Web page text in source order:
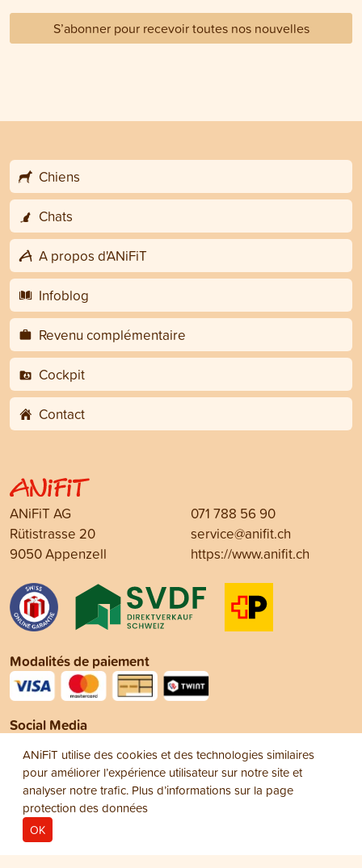
S’abonner pour recevoir toutes nos nouvelles
Chiens
Chats
A propos d'ANiFiT
Infoblog
Revenu complémentaire
Cockpit
Contact
ANiFiT AG
Rütistrasse 20
9050 Appenzell
071 788 56 90
service@anifit.ch
https://www.anifit.ch
Modalités de paiement
Social Media
Mentions légales
Conditions générales de vente (CGV)
ANiFiT AG
ANiFiT utilise des cookies et des technologies similaires
pour améliorer l’expérience utilisateur sur notre site et
analyser notre trafic. Plus d’informations sur la page
protection des données
OK